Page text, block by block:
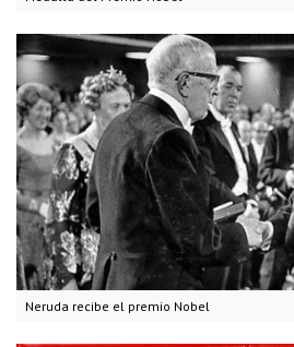
Neruda recibe el premio Nobel